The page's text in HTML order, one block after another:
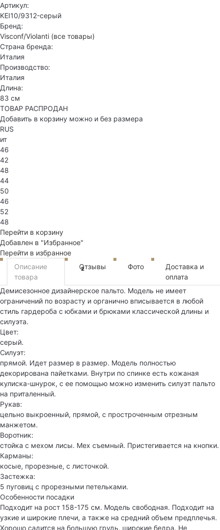
Артикул:
KEI10/9312-серый
Бренд:
Visconf/Violanti (все товары)
Страна бренда:
Италия
Производство:
Италия
Длина:
83 см
ТОВАР РАСПРОДАН
Добавить в корзину можно и без размера
RUS
ит
46
42
48
44
50
46
52
48
Перейти в корзину
Добавлен в "Избранное"
Перейти в избранное
Описание
товара
Отзывы
2 Фото
Доставка и
оплата
Демисезонное дизайнерское пальто. Модель не имеет
ограничений по возрасту и органично вписывается в любой
стиль гардероба с юбками и брюками классической длины и
силуэта.
Цвет:
серый.
Силуэт:
прямой. Идет размер в размер. Модель полностью
декорирована пайетками. Внутри по спинке есть кожаная
кулиска-шнурок, с ее помощью можно изменить силуэт пальто
на приталенный.
Рукав:
цельно выкроенный, прямой, с простроченным отрезным
манжетом.
Воротник:
стойка с мехом лисы. Мех съемный. Пристегивается на кнопки.
Карманы:
косые, прорезные, с листочкой.
Застежка:
5 пуговиц с прорезными петельками.
Особенности посадки
Подходит на рост 158-175 см. Модель свободная. Подходит на
узкие и широкие плечи, а также на средний объем предплечья.
Хорошо садится на большую грудь, широкие бедра. Не